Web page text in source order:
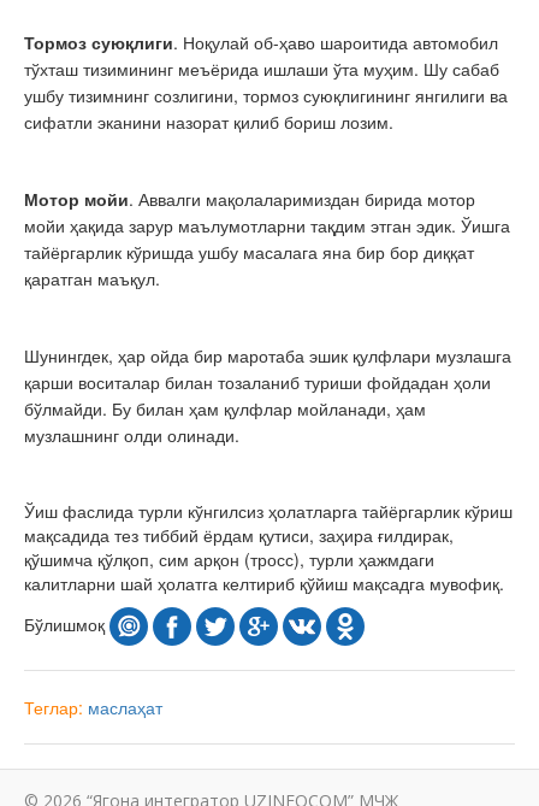
Тормоз суюқлиги. Ноқулай об-ҳаво шароитида автомобил
тўхташ тизимининг меъёрида ишлаши ўта муҳим. Шу сабаб
ушбу тизимнинг созлигини, тормоз суюқлигининг янгилиги ва
сифатли эканини назорат қилиб бориш лозим.
Мотор мойи. Аввалги мақолаларимиздан бирида мотор
мойи ҳақида зарур маълумотларни тақдим этган эдик. Ўишга
тайёргарлик кўришда ушбу масалага яна бир бор диққат
қаратган маъқул.
Шунингдек, ҳар ойда бир маротаба эшик қулфлари музлашга
қарши воситалар билан тозаланиб туриши фойдадан ҳоли
бўлмайди. Бу билан ҳам қулфлар мойланади, ҳам
музлашнинг олди олинади.
Ўиш фаслида турли кўнгилсиз ҳолатларга тайёргарлик кўриш
мақсадида тез тиббий ёрдам қутиси, заҳира ғилдирак,
қўшимча қўлқоп, сим арқон (тросс), турли ҳажмдаги
калитларни шай ҳолатга келтириб қўйиш мақсадга мувофиқ.
Бўлишмоқ
Теглар: маслаҳат
© 2026 “Ягона интегратор UZINFOCOM” МЧЖ